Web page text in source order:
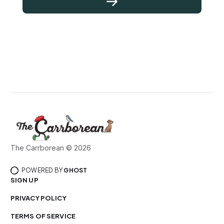
The Carrborean © 2026
POWERED BY GHOST
SIGN UP
PRIVACY POLICY
TERMS OF SERVICE